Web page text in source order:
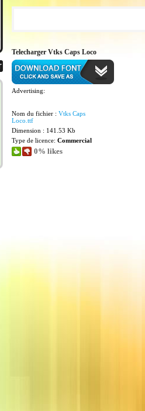
Telecharger Vtks Caps Loco
Advertising:
Nom du fichier : Vtks Caps
Loco.ttf
Dimension : 141.53 Kb
Type de licence: Commercial
0% likes